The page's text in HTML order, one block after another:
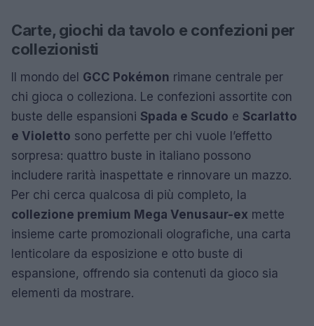
Carte, giochi da tavolo e confezioni per
collezionisti
Il mondo del GCC Pokémon rimane centrale per
chi gioca o colleziona. Le confezioni assortite con
buste delle espansioni Spada e Scudo e Scarlatto
e Violetto sono perfette per chi vuole l’effetto
sorpresa: quattro buste in italiano possono
includere rarità inaspettate e rinnovare un mazzo.
Per chi cerca qualcosa di più completo, la
collezione premium Mega Venusaur-ex mette
insieme carte promozionali olografiche, una carta
lenticolare da esposizione e otto buste di
espansione, offrendo sia contenuti da gioco sia
elementi da mostrare.